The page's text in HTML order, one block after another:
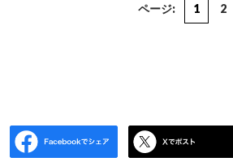
ページ: 1 2